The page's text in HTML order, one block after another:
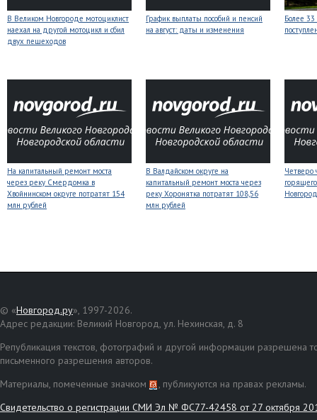
В Великом Новгороде мотоциклист
наехал на другой мотоцикл и сбил
двух пешеходов
График выплаты пособий и пенсий
на август: даты и изменения
Более 33
На капитальный ремонт моста
через реку Смердомка в
Хвойнинском округе потратят 154
млн рублей
В Валдайском округе на
капитальный ремонт моста через
реку Хоронятка потратят 108,56
млн рублей
Четверо
© «Новгород.ру», 1997-2026.
Адрес редакции: Великий Новгород, ул. Нехинская, д. 8
Републикация текстов, фотографий и другой информации разрешена
письменного разрешения авторов.
Материалы, помеченные значком
, публикуются на правах рекламы.
Свидетельство о регистрации СМИ Эл № ФС77-42458 от 27 октября